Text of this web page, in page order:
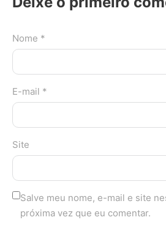
Nome *
E-mail *
Site
Salve meu nome, e-mail e site
próxima vez que eu comentar.